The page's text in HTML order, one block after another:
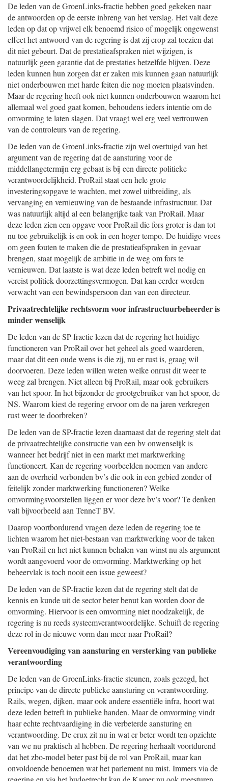
De leden van de GroenLinks-fractie hebben goed gekeken naar
de antwoorden op de eerste inbreng van het verslag. Het valt deze
leden op dat op vrijwel elk benoemd risico of mogelijk ongewenst
effect het antwoord van de regering is dat zij erop zal toezien dat
dit niet gebeurt. Dat de prestatieafspraken niet wijzigen, is
natuurlijk geen garantie dat de prestaties hetzelfde blijven. Deze
leden kunnen hun zorgen dat er zaken mis kunnen gaan natuurlijk
niet onderbouwen met harde feiten die nog moeten plaatsvinden.
Maar de regering heeft ook niet kunnen onderbouwen waarom het
allemaal wel goed gaat komen, behoudens ieders intentie om de
omvorming te laten slagen. Dat vraagt wel erg veel vertrouwen
van de controleurs van de regering.
De leden van de GroenLinks-fractie zijn wel overtuigd van het
argument van de regering dat de aansturing voor de
middellangetermijn erg gebaat is bij een directe politieke
verantwoordelijkheid. ProRail staat een hele grote
investeringsopgave te wachten, met zowel uitbreiding, als
vervanging en vernieuwing van de bestaande infrastructuur. Dat
was natuurlijk altijd al een belangrijke taak van ProRail. Maar
deze leden zien een opgave voor ProRail die fors groter is dan tot
nu toe gebruikelijk is en ook in een hoger tempo. De huidige vrees
om geen fouten te maken die de prestatieafspraken in gevaar
brengen, staat mogelijk de ambitie in de weg om fors te
vernieuwen. Dat laatste is wat deze leden betreft wel nodig en
vereist politiek doorzettingsvermogen. Dat kan eerder worden
verwacht van een bewindspersoon dan van een directeur.
Privaatrechtelijke rechtsvorm voor infrastructuurbeheerder is
minder wenselijk
De leden van de SP-fractie lezen dat de regering het huidige
functioneren van ProRail over het geheel als goed waarderen,
maar dat dit een oude wens is die zij, nu er rust is, graag wil
doorvoeren. Deze leden willen weten welke onrust dit weer te
weeg zal brengen. Niet alleen bij ProRail, maar ook gebruikers
van het spoor. In het bijzonder de grootgebruiker van het spoor, de
NS. Waarom kiest de regering ervoor om de na jaren verkregen
rust weer te doorbreken?
De leden van de SP-fractie lezen daarnaast dat de regering stelt dat
de privaatrechtelijke constructie van een bv onwenselijk is
wanneer het bedrijf niet in een markt met marktwerking
functioneert. Kan de regering voorbeelden noemen van andere
aan de overheid verbonden bv’s die ook in een gebied zonder of
feitelijk zonder marktwerking functioneren? Welke
omvormingsvoorstellen liggen er voor deze bv’s voor? Te denken
valt bijvoorbeeld aan TenneT BV.
Daarop voortbordurend vragen deze leden de regering toe te
lichten waarom het niet-bestaan van marktwerking voor de taken
van ProRail en het niet kunnen behalen van winst nu als argument
wordt aangevoerd voor de omvorming. Marktwerking op het
beheervlak is toch nooit een issue geweest?
De leden van de SP-fractie lezen dat de regering stelt dat de
kennis en kunde uit de sector beter benut kan worden door de
omvorming. Hiervoor is een omvorming niet noodzakelijk, de
regering is nu reeds systeemverantwoordelijke. Schuift de regering
deze rol in de nieuwe vorm dan meer naar ProRail?
Vereenvoudiging van aansturing en versterking van publieke
verantwoording
De leden van de GroenLinks-fractie steunen, zoals gezegd, het
principe van de directe publieke aansturing en verantwoording.
Rails, wegen, dijken, maar ook andere essentiële infra, hoort wat
deze leden betreft in publieke handen. Maar de omvorming vindt
haar echte rechtvaardiging in die verbeterde aansturing en
verantwoording. De crux zit nu in wat er beter wordt ten opzichte
van we nu praktisch al hebben. De regering herhaalt voortdurend
dat het zbo-model beter past bij de rol van ProRail, maar kan
onvoldoende benoemen wat het parlement nu mist. Immers via de